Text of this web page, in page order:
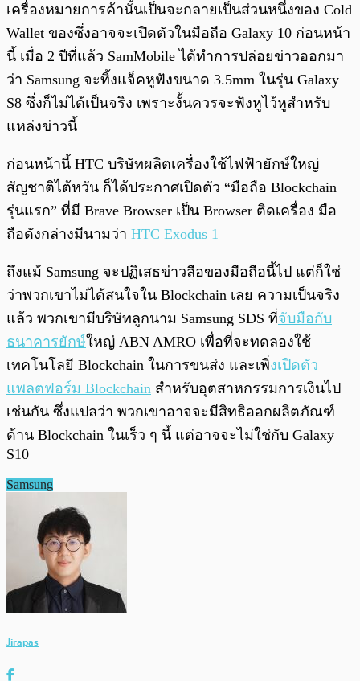
เครื่องหมายการค้านั้นเป็นจะกลายเป็นส่วนหนึ่งของ Cold
Wallet ของซึ่งอาจจะเปิดตัวในมือถือ Galaxy 10 ก่อนหน้า
นี้ เมื่อ 2 ปีที่แล้ว SamMobile ได้ทำการปล่อยข่าวออกมา
ว่า Samsung จะทิ้งแจ็คหูฟังขนาด 3.5mm ในรุ่น Galaxy
S8 ซึ่งก็ไม่ได้เป็นจริง เพราะงั้นควรจะฟังหูไว้หูสำหรับ
แหล่งข่าวนี้
ก่อนหน้านี้ HTC บริษัทผลิตเครื่องใช้ไฟฟ้ายักษ์ใหญ่
สัญชาติไต้หวัน ก็ได้ประกาศเปิดตัว “มือถือ Blockchain
รุ่นแรก” ที่มี Brave Browser เป็น Browser ติดเครื่อง มือ
ถือดังกล่างมีนามว่า HTC Exodus 1
ถึงแม้ Samsung จะปฏิเสธข่าวลือของมือถือนี้ไป แต่ก็ใช่
ว่าพวกเขาไม่ได้สนใจใน Blockchain เลย ความเป็นจริง
แล้ว พวกเขามีบริษัทลูกนาม Samsung SDS ที่จับมือกับ
ธนาคารยักษ์ใหญ่ ABN AMRO เพื่อที่จะทดลองใช้
เทคโนโลยี Blockchain ในการขนส่ง และเพิ่งเปิดตัว
แพลตฟอร์ม Blockchain สำหรับอุตสาหกรรมการเงินไป
เช่นกัน ซึ่งแปลว่า พวกเขาอาจจะมีสิทธิออกผลิตภัณฑ์
ด้าน Blockchain ในเร็ว ๆ นี้ แต่อาจจะไม่ใช่กับ Galaxy
S10
Samsung
Jirapas